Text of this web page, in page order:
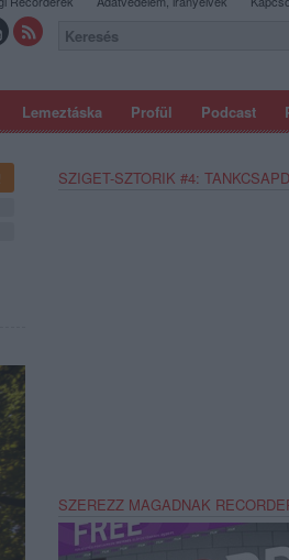
Lemeztáska Profül Podcast
SZIGET-SZTORIK #4:
SZEREZZ MAGADNAK